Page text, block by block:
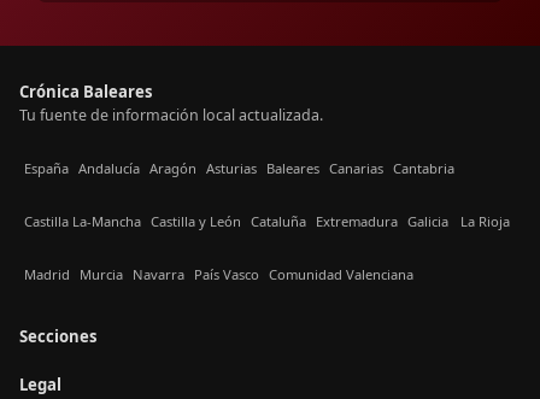
Crónica Baleares
Tu fuente de información local actualizada.
España Andalucía Aragón Asturias Baleares Canarias Cantabria
Castilla La-Mancha Castilla y León Cataluña Extremadura Galicia La Rioja
Madrid Murcia Navarra País Vasco Comunidad Valenciana
Secciones
Legal